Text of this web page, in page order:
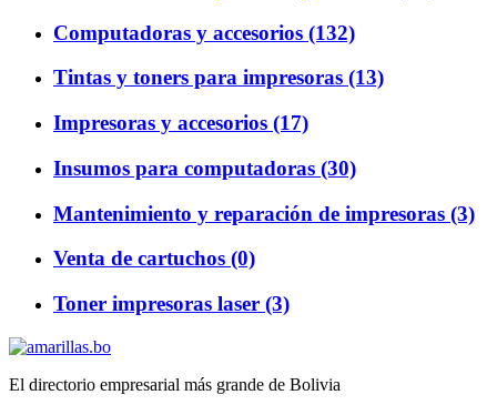
Computadoras y accesorios (132)
Tintas y toners para impresoras (13)
Impresoras y accesorios (17)
Insumos para computadoras (30)
Mantenimiento y reparación de impresoras (3)
Venta de cartuchos (0)
Toner impresoras laser (3)
El directorio empresarial más grande de Bolivia